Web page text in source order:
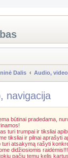
Dalis Audio,
navigacija
būtinai pradedama,
turi trumpai ir tiksliai
tiksliai ir pilnai aprašyti
atsakymą rašyti
didžiosiomis
pačių temų kelis